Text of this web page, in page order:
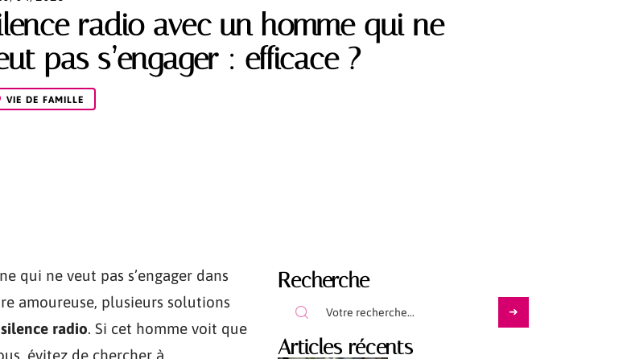
radio avec un homme qui ne
pas s’engager : efficace ?
VIE DE FAMILLE
qui ne veut pas s’engager dans
amoureuse, plusieurs solutions
radio. Si cet homme voit que
évitez de chercher à
Recherche
Articles récents